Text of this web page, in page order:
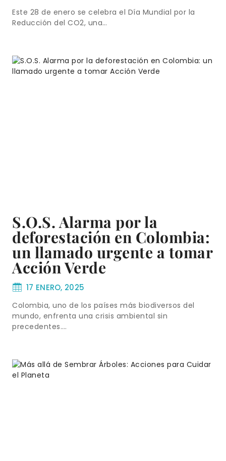
Este 28 de enero se celebra el Día Mundial por la
Reducción del CO2, una…
S.O.S. Alarma por la
deforestación en Colombia:
un llamado urgente a tomar
Acción Verde
17 ENERO, 2025
Colombia, uno de los países más biodiversos del
mundo, enfrenta una crisis ambiental sin
precedentes….